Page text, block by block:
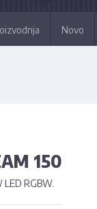
Novo
150
LED RGBW.